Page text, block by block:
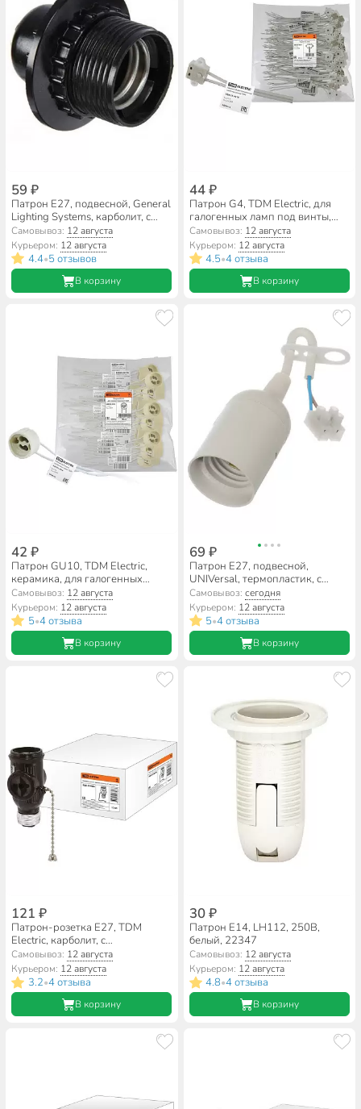
59 ₽
Патрон E27, подвесной, General
Lighting Systems, карболит, с
кольцом, черный, 474003
Самовывоз: 12 августа
Курьером: 12 августа
4.4•5 отзывов
В корзину
44 ₽
Патрон G4, TDM Electric, для
галогенных ламп под винты,
SQ0335-0019
Самовывоз: 12 августа
Курьером: 12 августа
4.5•4 отзыва
В корзину
42 ₽
Патрон GU10, TDM Electric,
керамика, для галогенных
ламп, SQ0335-0018
Самовывоз: 12 августа
Курьером: 12 августа
5•4 отзыва
В корзину
69 ₽
Патрон Е27, подвесной,
UNIVersal, термопластик, с
клеммной колодкой, 4А, 250В,
белый
Самовывоз: сегодня
Курьером: 12 августа
5•4 отзыва
В корзину
121 ₽
Патрон-розетка E27, TDM
Electric, карболит, с
выключателем, черный,
SQ0335-0026
Самовывоз: 12 августа
Курьером: 12 августа
3.2•4 отзыва
В корзину
30 ₽
Патрон E14, LH112, 250В,
белый, 22347
Самовывоз: 12 августа
Курьером: 12 августа
4.8•4 отзыва
В корзину